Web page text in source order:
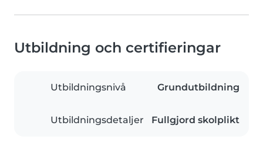
Utbildning och certifieringar
Utbildningsnivå Grundutbildning
Utbildningsdetaljer Fullgjord skolplikt